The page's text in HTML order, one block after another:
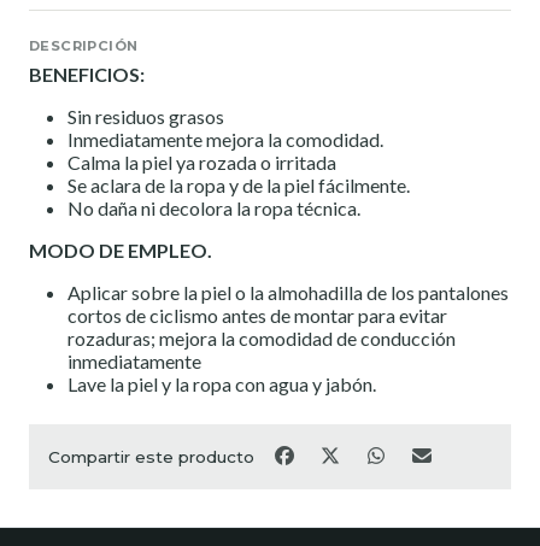
DESCRIPCIÓN
BENEFICIOS:
Sin residuos grasos
Inmediatamente mejora la comodidad.
Calma la piel ya rozada o irritada
Se aclara de la ropa y de la piel fácilmente.
No daña ni decolora la ropa técnica.
MODO DE EMPLEO.
Aplicar sobre la piel o la almohadilla de los pantalones
cortos de ciclismo antes de montar para evitar
rozaduras; mejora la comodidad de conducción
inmediatamente
Lave la piel y la ropa con agua y jabón.
Compartir este producto